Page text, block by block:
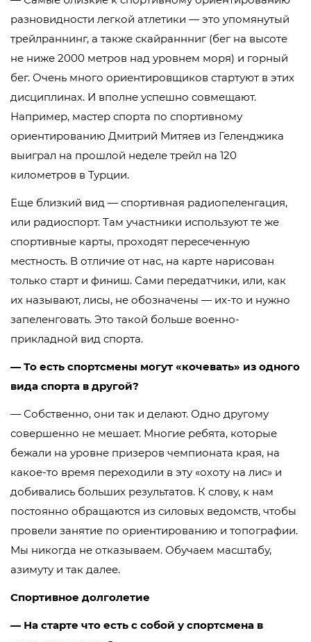
разновидности легкой атлетики — это упомянутый
трейлраннинг, а также скайраннниг (бег на высоте
не ниже 2000 метров над уровнем моря) и горный
бег. Очень много ориентировщиков стартуют в этих
дисциплинах. И вполне успешно совмещают.
Например, мастер спорта по спортивному
ориентированию Дмитрий Митяев из Геленджика
выиграл на прошлой неделе трейл на 120
километров в Турции.
Еще близкий вид — спортивная радиопеленгация,
или радиоспорт. Там участники используют те же
спортивные карты, проходят пересеченную
местность. В отличие от нас, на карте нарисован
только старт и финиш. Сами передатчики, или, как
их называют, лисы, не обозначены — их-то и нужно
запеленговать. Это такой больше военно-
прикладной вид спорта.
— То есть спортсмены могут «кочевать» из одного
вида спорта в другой?
— Собственно, они так и делают. Одно другому
совершенно не мешает. Многие ребята, которые
бежали на уровне призеров чемпионата края, на
какое-то время переходили в эту «охоту на лис» и
добивались больших результатов. К слову, к нам
постоянно обращаются из силовых ведомств, чтобы
провели занятие по ориентированию и топографии.
Мы никогда не отказываем. Обучаем масштабу,
азимуту и так далее.
Спортивное долголетие
— На старте что есть с собой у спортсмена в